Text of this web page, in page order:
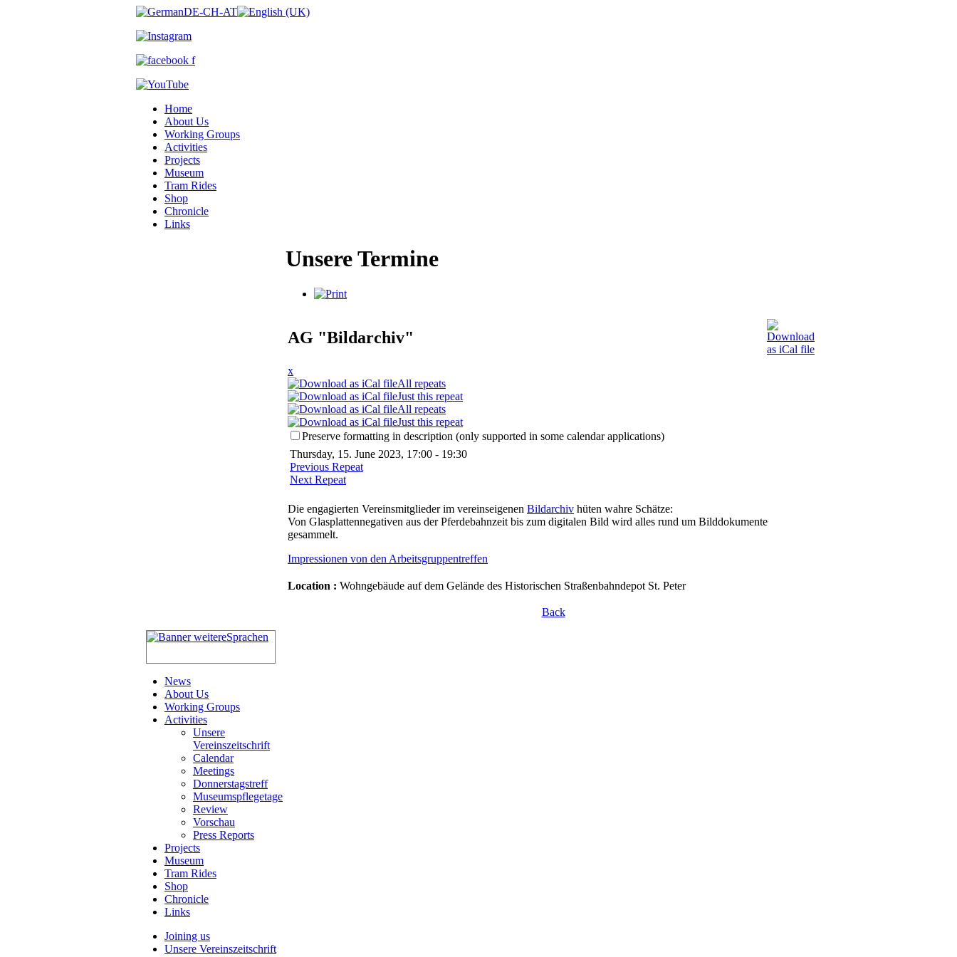
Home
About Us
Working Groups
Activities
Projects
Museum
Tram Rides
Shop
Chronicle
Links
Unsere Termine
AG "Bildarchiv"
x
All repeats
Just this repeat
All repeats
Just this repeat
Preserve formatting in description (only supported in some calendar applications)
Thursday, 15. June 2023, 17:00 - 19:30
Previous Repeat
Next Repeat
Die engagierten Vereinsmitglieder im vereinseigenen Bildarchiv hüten wahre Schätze:
Von Glasplattennegativen aus der Pferdebahnzeit bis zum digitalen Bild wird alles rund um Bilddokumente
gesammelt.
Impressionen von den Arbeitsgruppentreffen
Location : Wohngebäude auf dem Gelände des Historischen Straßenbahndepot St. Peter
Back
News
About Us
Working Groups
Activities
Unsere
Vereinszeitschrift
Calendar
Meetings
Donnerstagstreff
Museumspflegetage
Review
Vorschau
Press Reports
Projects
Museum
Tram Rides
Shop
Chronicle
Links
Joining us
Unsere Vereinszeitschrift